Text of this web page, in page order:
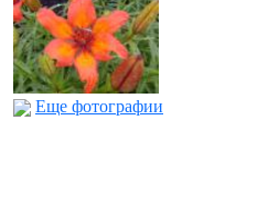
Еще фотографии